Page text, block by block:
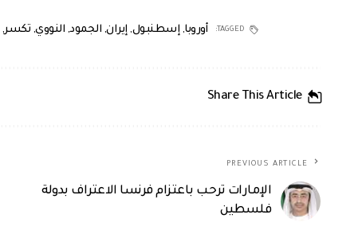
TAGGED: أوروبا, إسطنبول, إيران, الجمود, النووي, تكسر,
Share This Article
PREVIOUS ARTICLE
الإمارات ترحب باعتزام فرنسا الاعتراف بدولة
فلسطين